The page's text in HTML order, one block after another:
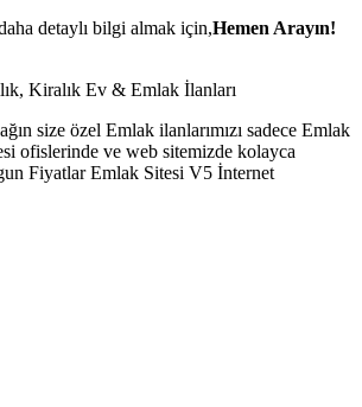
detaylı bilgi almak için,Hemen Arayın!
size özel Emlak ilanlarımızı sadece Emlak
ofislerinde ve web sitemizde kolayca
Fiyatlar Emlak Sitesi V5 İnternet